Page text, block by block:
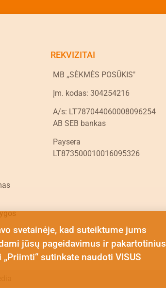
REKVIZITAI
MB ,,SĖKMĖS POSŪKIS"
Įm. kodas: 304254216
A/s: LT787044060008096254
AB SEB bankas
Paysera
LT873500010016095326
svetainėje, kad suteiktume jums
jūsų pageidavimus ir pakartotinius
sutinkate naudoti VISUS